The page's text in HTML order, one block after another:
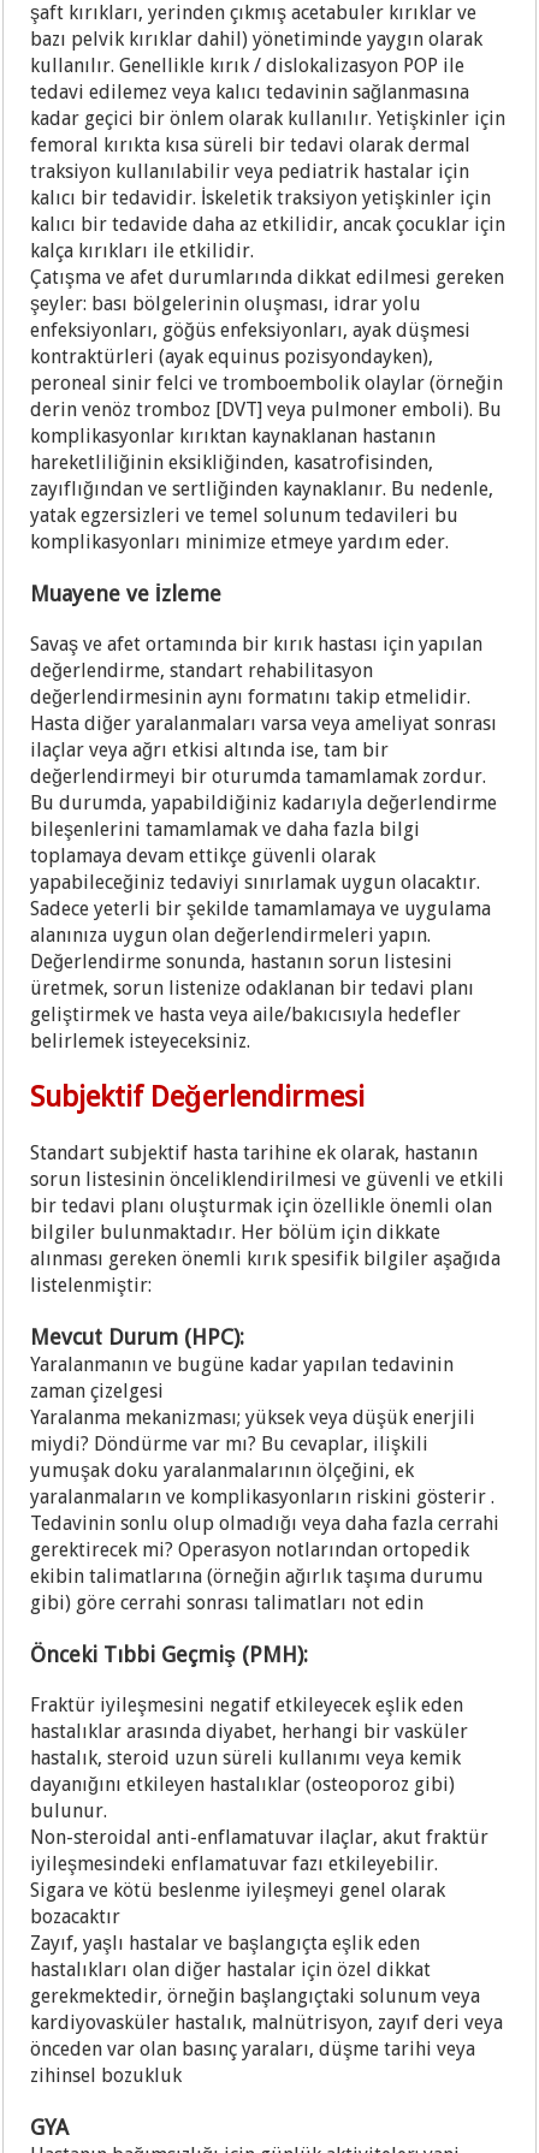
şaft kırıkları, yerinden çıkmış acetabuler kırıklar ve
bazı pelvik kırıklar dahil) yönetiminde yaygın olarak
kullanılır. Genellikle kırık / dislokalizasyon POP ile
tedavi edilemez veya kalıcı tedavinin sağlanmasına
kadar geçici bir önlem olarak kullanılır. Yetişkinler için
femoral kırıkta kısa süreli bir tedavi olarak dermal
traksiyon kullanılabilir veya pediatrik hastalar için
kalıcı bir tedavidir. İskeletik traksiyon yetişkinler için
kalıcı bir tedavide daha az etkilidir, ancak çocuklar için
kalça kırıkları ile etkilidir.
Çatışma ve afet durumlarında dikkat edilmesi gereken
şeyler: bası bölgelerinin oluşması, idrar yolu
enfeksiyonları, göğüs enfeksiyonları, ayak düşmesi
kontraktürleri (ayak equinus pozisyondayken),
peroneal sinir felci ve tromboembolik olaylar (örneğin
derin venöz tromboz [DVT] veya pulmoner emboli). Bu
komplikasyonlar kırıktan kaynaklanan hastanın
hareketliliğinin eksikliğinden, kasatrofisinden,
zayıflığından ve sertliğinden kaynaklanır. Bu nedenle,
yatak egzersizleri ve temel solunum tedavileri bu
komplikasyonları minimize etmeye yardım eder.
Muayene ve İzleme
Savaş ve afet ortamında bir kırık hastası için yapılan
değerlendirme, standart rehabilitasyon
değerlendirmesinin aynı formatını takip etmelidir.
Hasta diğer yaralanmaları varsa veya ameliyat sonrası
ilaçlar veya ağrı etkisi altında ise, tam bir
değerlendirmeyi bir oturumda tamamlamak zordur.
Bu durumda, yapabildiğiniz kadarıyla değerlendirme
bileşenlerini tamamlamak ve daha fazla bilgi
toplamaya devam ettikçe güvenli olarak
yapabileceğiniz tedaviyi sınırlamak uygun olacaktır.
Sadece yeterli bir şekilde tamamlamaya ve uygulama
alanınıza uygun olan değerlendirmeleri yapın.
Değerlendirme sonunda, hastanın sorun listesini
üretmek, sorun listenize odaklanan bir tedavi planı
geliştirmek ve hasta veya aile/bakıcısıyla hedefler
belirlemek isteyeceksiniz.
Subjektif Değerlendirmesi
Standart subjektif hasta tarihine ek olarak, hastanın
sorun listesinin önceliklendirilmesi ve güvenli ve etkili
bir tedavi planı oluşturmak için özellikle önemli olan
bilgiler bulunmaktadır. Her bölüm için dikkate
alınması gereken önemli kırık spesifik bilgiler aşağıda
listelenmiştir:
Mevcut Durum (HPC):
Yaralanmanın ve bugüne kadar yapılan tedavinin
zaman çizelgesi
Yaralanma mekanizması; yüksek veya düşük enerjili
miydi? Döndürme var mı? Bu cevaplar, ilişkili
yumuşak doku yaralanmalarının ölçeğini, ek
yaralanmaların ve komplikasyonların riskini gösterir .
Tedavinin sonlu olup olmadığı veya daha fazla cerrahi
gerektirecek mi? Operasyon notlarından ortopedik
ekibin talimatlarına (örneğin ağırlık taşıma durumu
gibi) göre cerrahi sonrası talimatları not edin
Önceki Tıbbi Geçmiş (PMH):
Fraktür iyileşmesini negatif etkileyecek eşlik eden
hastalıklar arasında diyabet, herhangi bir vasküler
hastalık, steroid uzun süreli kullanımı veya kemik
dayanığını etkileyen hastalıklar (osteoporoz gibi)
bulunur.
Non-steroidal anti-enflamatuvar ilaçlar, akut fraktür
iyileşmesindeki enflamatuvar fazı etkileyebilir.
Sigara ve kötü beslenme iyileşmeyi genel olarak
bozacaktır
Zayıf, yaşlı hastalar ve başlangıçta eşlik eden
hastalıkları olan diğer hastalar için özel dikkat
gerekmektedir, örneğin başlangıçtaki solunum veya
kardiyovasküler hastalık, malnütrisyon, zayıf deri veya
önceden var olan basınç yaraları, düşme tarihi veya
zihinsel bozukluk
GYA